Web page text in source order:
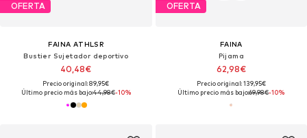
OFERTA
FAINA ATHLSR
Bustier Sujetador deportivo
40,48€
Precio original: 89,95€
Último precio más bajo:44,98€-10%
OFERTA
FAINA
Pijama
62,98€
Precio original: 139,95€
Último precio más bajo:69,98€-10%